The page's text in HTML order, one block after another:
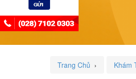
Trang Chủ › Khám